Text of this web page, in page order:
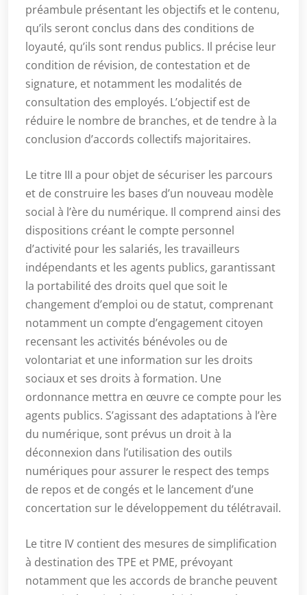
préambule présentant les objectifs et le contenu,
qu’ils seront conclus dans des conditions de
loyauté, qu’ils sont rendus publics. Il précise leur
condition de révision, de contestation et de
signature, et notamment les modalités de
consultation des employés. L’objectif est de
réduire le nombre de branches, et de tendre à la
conclusion d’accords collectifs majoritaires.
Le titre III a pour objet de sécuriser les parcours
et de construire les bases d’un nouveau modèle
social à l’ère du numérique. Il comprend ainsi des
dispositions créant le compte personnel
d’activité pour les salariés, les travailleurs
indépendants et les agents publics, garantissant
la portabilité des droits quel que soit le
changement d’emploi ou de statut, comprenant
notamment un compte d’engagement citoyen
recensant les activités bénévoles ou de
volontariat et une information sur les droits
sociaux et ses droits à formation. Une
ordonnance mettra en œuvre ce compte pour les
agents publics. S’agissant des adaptations à l’ère
du numérique, sont prévus un droit à la
déconnexion dans l’utilisation des outils
numériques pour assurer le respect des temps
de repos et de congés et le lancement d’une
concertation sur le développement du télétravail.
Le titre IV contient des mesures de simplification
à destination des TPE et PME, prévoyant
notamment que les accords de branche peuvent